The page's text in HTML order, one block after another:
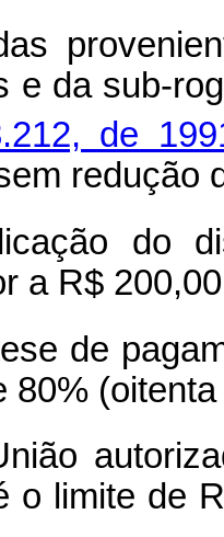
e da sub-
de
redução
do
a R$
de
80%
o limite de